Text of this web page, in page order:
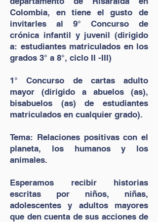
Colombia, en tiene el gusto de
invitarles al 9° Concurso de
crónica infantil y juvenil (dirigido
a: estudiantes matriculados en los
grados 3° a 8°, ciclo II -III)
1° Concurso de cartas adulto
mayor (dirigido a abuelos (as),
bisabuelos (as) de estudiantes
matriculados en cualquier grado).
Tema: Relaciones positivas con el
planeta, los humanos y los
animales.
Esperamos recibir historias
escritas por niños, niñas,
adolescentes y adultos mayores
que den cuenta de sus acciones de